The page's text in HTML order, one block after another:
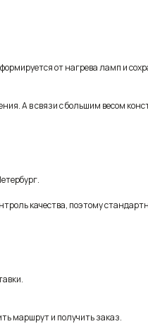
от нагрева ламп и
А в связи с большим весом
качества, поэтому
маршрут и получить заказ.